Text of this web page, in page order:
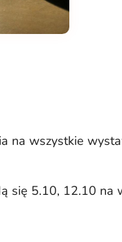
na wszystkie
się 5.10, 12.10